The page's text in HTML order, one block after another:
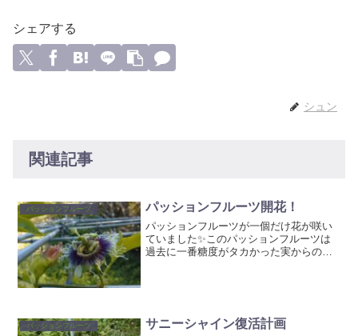
シェアする
シュン
関連記事
パッションフルーツ パッションフルーツ開花！
パッションフルーツが一個だけ花が咲い
ていました✨このパッションフルーツは
過去に一番糖度がタカかった実からの実
パッションフルーツ サニーシャイン復活計画